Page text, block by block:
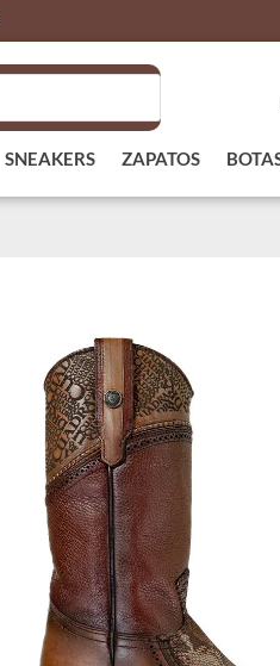
SNEAKERS ZAPATOS